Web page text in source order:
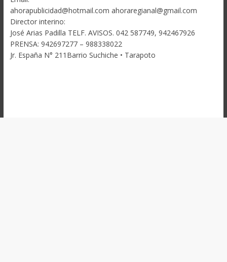
ahorapublicidad@hotmail.com ahoraregianal@gmail.com
Director interino:
José Arias Padilla TELF. AVISOS. 042 587749, 942467926
PRENSA: 942697277 – 988338022
Jr. España N° 211Barrio Suchiche • Tarapoto